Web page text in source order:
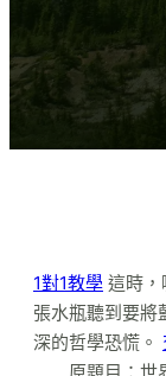
1對1教學 這時，
張水瓶聽到要將
深的哲學恐慌。